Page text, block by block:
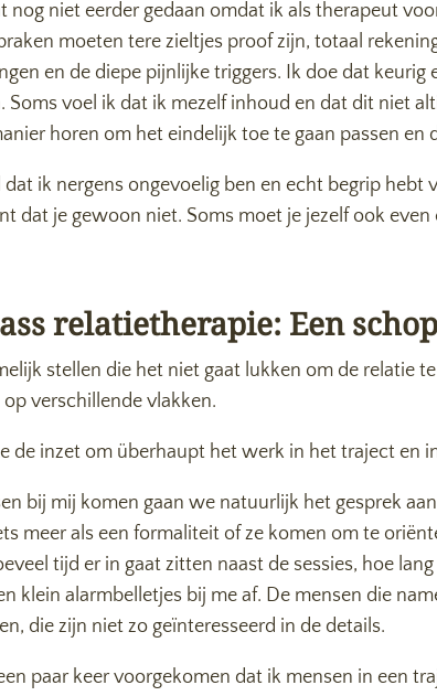
nog niet eerder gedaan omdat ik als therapeut
moeten tere zieltjes proof zijn, totaal
en de diepe pijnlijke triggers. Ik doe dat
Soms voel ik dat ik mezelf inhoud en dat dit niet
horen om het eindelijk toe te gaan passen en
ik nergens ongevoelig ben en echt begrip hebt
dat je gewoon niet. Soms moet je jezelf ook
relatietherapie: Een
stellen die het niet gaat lukken om de relatie
op verschillende vlakken.
de inzet om überhaupt het werk in het traject en
bij mij komen gaan we natuurlijk het gesprek
meer als een formaliteit of ze komen om te
tijd er in gaat zitten naast de sessies, hoe
klein alarmbelletjes bij me af. De mensen die
die zijn niet zo geïnteresseerd in de details.
paar keer voorgekomen dat ik mensen in een